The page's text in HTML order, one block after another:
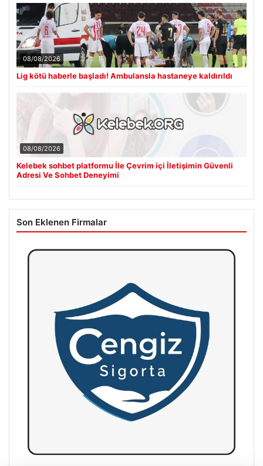
08/08/2026
Lig kötü haberle başladı! Ambulansla hastaneye kaldırıldı
08/08/2026
Kelebek sohbet platformu İle Çevrim içi İletişimin Güvenli
Adresi Ve Sohbet Deneyimi
Son Eklenen Firmalar